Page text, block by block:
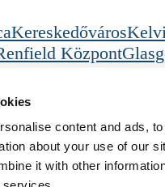
content and ads,
about your use of our
it with other
Kereskedőváros
Központ
cél
Süti-szabályzat